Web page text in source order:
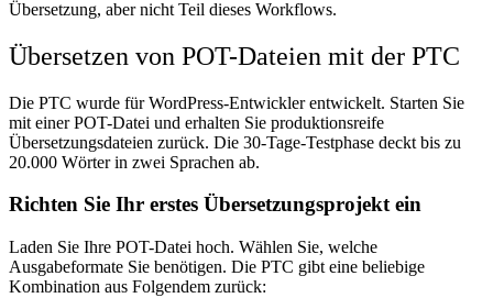
Übersetzung, aber nicht Teil dieses Workflows.
Übersetzen von POT-Dateien mit der PTC
Die PTC wurde für WordPress-Entwickler entwickelt. Starten Sie
mit einer POT-Datei und erhalten Sie produktionsreife
Übersetzungsdateien zurück. Die 30-Tage-Testphase deckt bis zu
20.000 Wörter in zwei Sprachen ab.
Richten Sie Ihr erstes Übersetzungsprojekt ein
Laden Sie Ihre POT-Datei hoch. Wählen Sie, welche
Ausgabeformate Sie benötigen. Die PTC gibt eine beliebige
Kombination aus Folgendem zurück: